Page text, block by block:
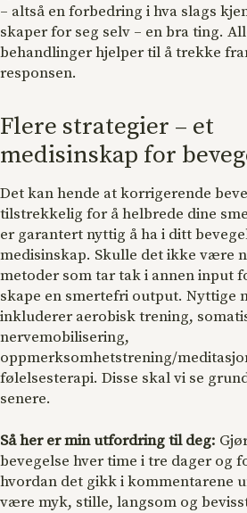
– altså en forbedring i hva slags
skaper for seg selv – en bra ting.
behandlinger hjelper til å trekke
responsen.
Flere strategier – et
medisinskap for
Det kan hende at korrigerende
tilstrekkelig for å helbrede dine
er garantert nyttig å ha i ditt
medisinskap. Skulle det ikke være
metoder som tar tak i annen input
skape en smertefri output. Nyttige
inkluderer aerobisk trening,
nervemobilisering,
oppmerksomhetstrening/
følelsesterapi. Disse skal vi se
senere.
Så her er min utfordring til deg:
bevegelse hver time i tre dager og
hvordan det gikk i kommentarene
være myk, stille, langsom og